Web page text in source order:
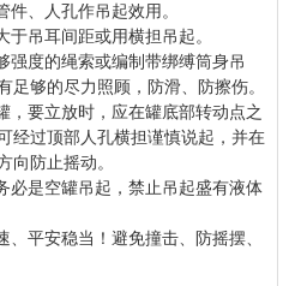
、人孔作吊起效用。
吊耳间距或用横担吊起。
度的绳索或编制带绑缚筒身吊
足够的尽力照顾，防滑、防擦伤。
要立放时，应在罐底部转动点之
经过顶部人孔横担谨慎说起，并在
向防止摇动。
是空罐吊起，禁止吊起盛有液体
平安稳当！避免撞击、防摇摆、